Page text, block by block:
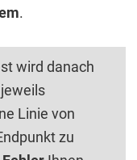
.
wird danach
Linie von
zu